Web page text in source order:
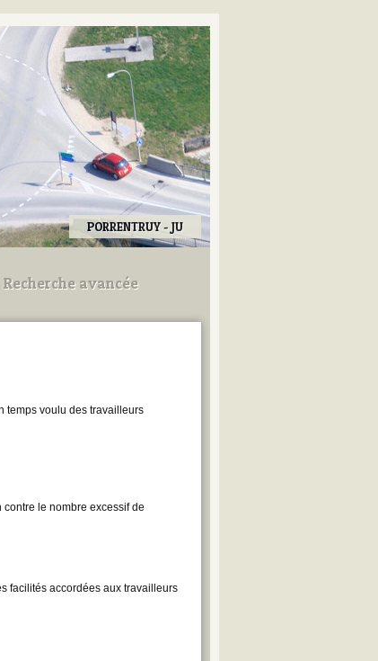
PORRENTRUY - JU
Recherche avancée
Utilisez les champs ci-dessous
temps voulu des travailleurs
le nombre excessif de
facilités accordées aux travailleurs